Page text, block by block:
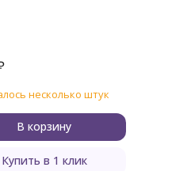
несколько штук
В корзину
Купить в 1 клик